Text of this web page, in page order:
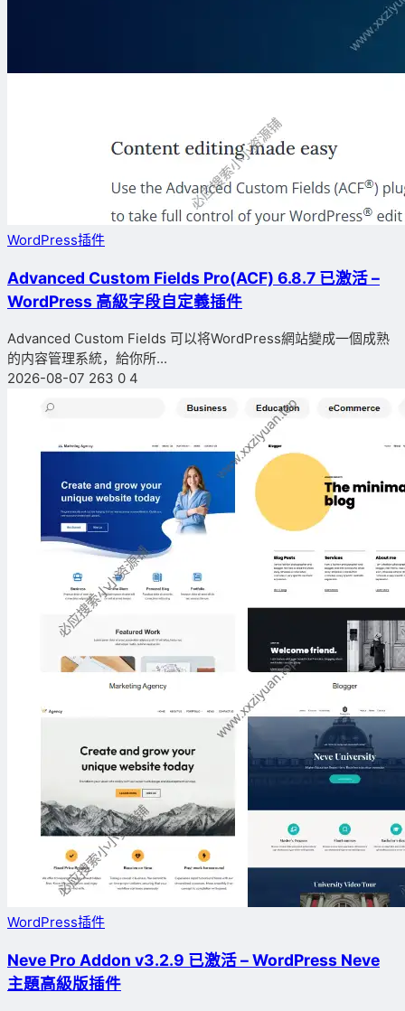
WordPress插件
Advanced Custom Fields Pro(ACF) 6.8.7 已激活 –
WordPress 高級字段自定義插件
Advanced Custom Fields 可以将WordPress網站變成一個成熟
的内容管理系統，給你所...
2026-08-07 263 0 4
WordPress插件
Neve Pro Addon v3.2.9 已激活 – WordPress Neve
主題高級版插件